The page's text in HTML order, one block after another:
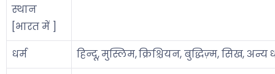
स्थान
[भारत में ]
धर्म
हिन्दू, मुस्लिम, क्रिश्चियन, बुद्धिज़्म, सिख, अन्य